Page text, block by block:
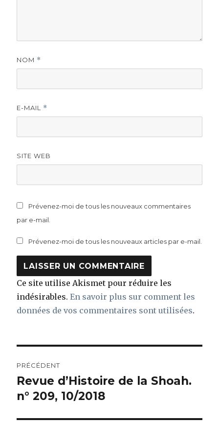
NOM *
E-MAIL *
SITE WEB
Prévenez-moi de tous les nouveaux commentaires
par e-mail.
Prévenez-moi de tous les nouveaux articles par e-mail.
Ce site utilise Akismet pour réduire les
indésirables.En savoir plus sur comment les
données de vos commentaires sont utilisées.
de
l’article
PRÉCÉDENT
Article
précédent :
Revue d’Histoire de la Shoah.
n° 209, 10/2018